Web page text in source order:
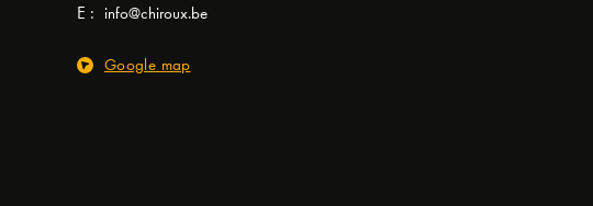
E : info@chiroux.be
Google map